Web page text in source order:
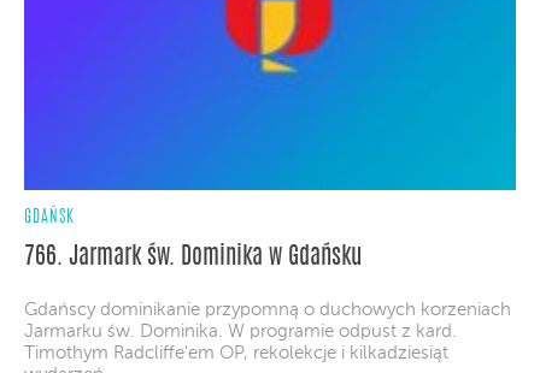
GDAŃSK
766. Jarmark św. Dominika w Gdańsku
Gdańscy dominikanie przypomną o duchowych korzeniach
Jarmarku św. Dominika. W programie odpust z kard.
Timothym Radcliffe'em OP, rekolekcje i kilkadziesiąt